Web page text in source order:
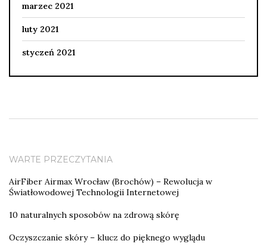
marzec 2021
luty 2021
styczeń 2021
WARTE PRZECZYTANIA
AirFiber Airmax Wrocław (Brochów) – Rewolucja w
Światłowodowej Technologii Internetowej
10 naturalnych sposobów na zdrową skórę
Oczyszczanie skóry – klucz do pięknego wyglądu